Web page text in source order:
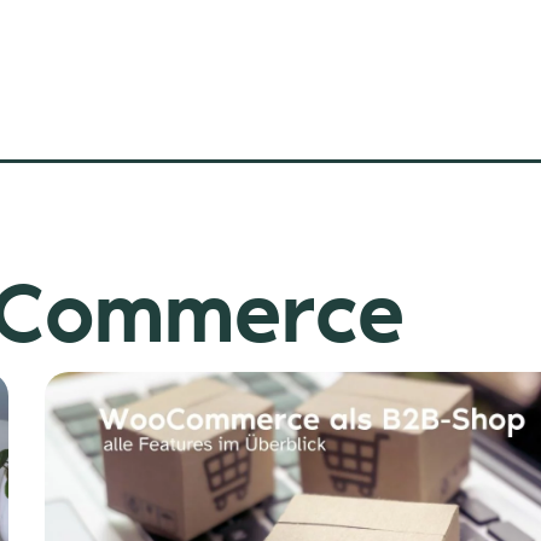
Seite
SeiteSeite